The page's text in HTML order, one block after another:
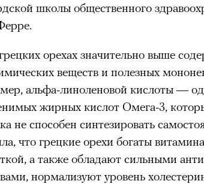
школы общественного
орехах значительно выше
веществ и полезных
альфа-линоленовой кислоты —
жирных кислот Омега-3,
не способен синтезировать
что грецкие орехи богаты
а также обладают сильными
нормализуют уровень